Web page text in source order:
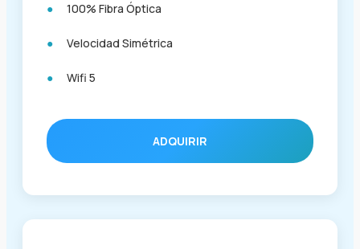
100% Fibra Óptica
Velocidad Simétrica
Wifi 5
ADQUIRIR